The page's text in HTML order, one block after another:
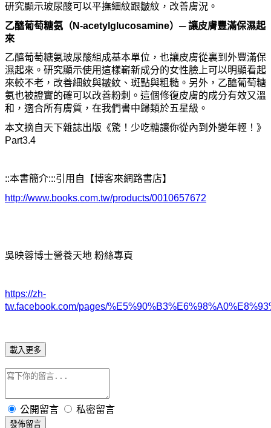
研究顯示玻尿酸可以平撫細紋跟皺紋，改善膚況。
乙醯葡萄糖氨 （ N-acetylglucosamine）─ 讓皮膚豐滿保濕起
來
乙醯葡萄糖氨玻尿酸組成基本單位，也讓皮膚從裏到外豐滿保
濕起來。 研究顯示使用這樣嶄新成分的女性臉 上可以明顯看起
來較不老，改善細紋與皺紋、斑點與粗糙。另外，乙醯葡萄糖
氨也被證實的確可以改善粉刺。這個修復皮膚的成分有效又溫
和，適合所有膚質，在我們書中歸類於五星級。
本文摘自天下雜誌出版《驚！少吃糖讓你從內到外變年輕！》
Part3.4
::本書簡介:::引用自【博客來網路書店】
http://www.books.com.tw/products/0010657672
吳映蓉博士營養天地 粉絲專頁
https://zh-
tw.facebook.com/pages/
載入更多
公開留言 私密留言
發佈留言